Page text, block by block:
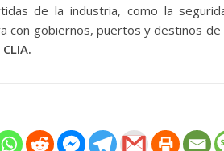
de la industria, como la
con gobiernos, puertos y destinos